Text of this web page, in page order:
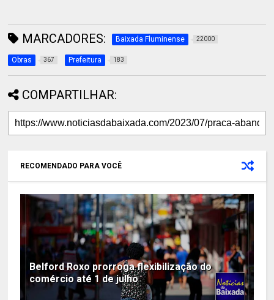
MARCADORES: Baixada Fluminense 22000
Obras 367 Prefeitura 183
COMPARTILHAR:
RECOMENDADO PARA VOCÊ
Belford Roxo prorroga flexibilização do
comércio até 1 de julho